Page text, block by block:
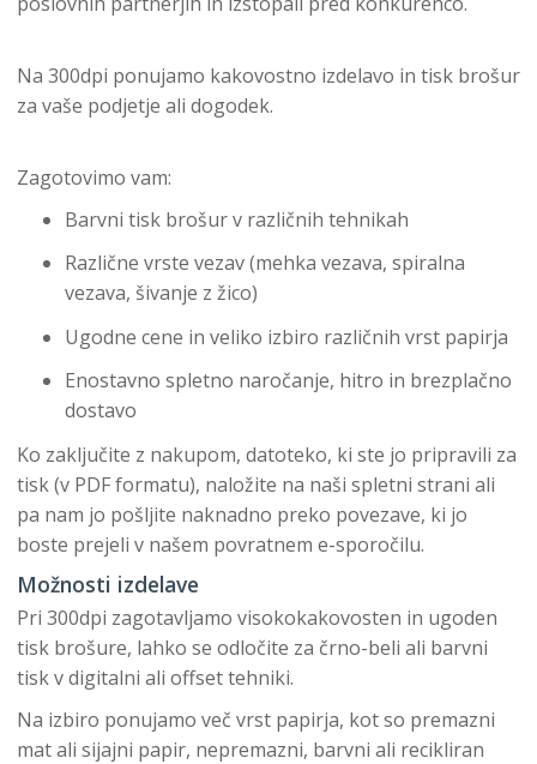
Na 300dpi ponujamo kakovostno izdelavo in tisk brošur
za vaše podjetje ali dogodek.
Zagotovimo vam:
Barvni tisk brošur v različnih tehnikah
Različne vrste vezav (mehka vezava, spiralna
vezava, šivanje z žico)
Ugodne cene in veliko izbiro različnih vrst papirja
Enostavno spletno naročanje, hitro in brezplačno
dostavo
Ko zaključite z nakupom, datoteko, ki ste jo pripravili za
tisk (v PDF formatu), naložite na naši spletni strani ali
pa nam jo pošljite naknadno preko povezave, ki jo
boste prejeli v našem povratnem e-sporočilu.
Možnosti izdelave
Pri 300dpi zagotavljamo visokokakovosten in ugoden
tisk brošure, lahko se odločite za črno-beli ali barvni
tisk v digitalni ali offset tehniki.
Na izbiro ponujamo več vrst papirja, kot so premazni
mat ali sijajni papir, nepremazni, barvni ali recikliran